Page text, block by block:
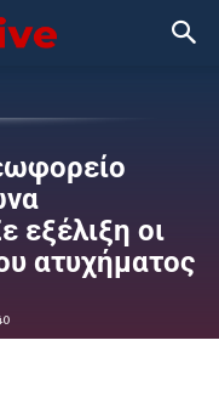
εξέλιξη οι
ατυχήματος